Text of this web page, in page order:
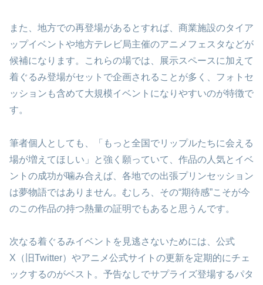
また、地方での再登場があるとすれば、商業施設のタイア
ップイベントや地方テレビ局主催のアニメフェスタなどが
候補になります。これらの場では、展示スペースに加えて
着ぐるみ登場がセットで企画されることが多く、フォトセ
ッションも含めて大規模イベントになりやすいのが特徴で
す。
筆者個人としても、「もっと全国でリップルたちに会える
場が増えてほしい」と強く願っていて、作品の人気とイベ
ントの成功が噛み合えば、各地での出張プリンセッション
は夢物語ではありません。むしろ、その“期待感”こそが今
のこの作品の持つ熱量の証明でもあると思うんです。
次なる着ぐるみイベントを見逃さないためには、公式
X（旧Twitter）やアニメ公式サイトの更新を定期的にチェ
ックするのがベスト。予告なしでサプライズ登場するパタ